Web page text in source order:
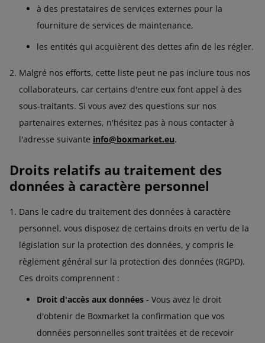
à des prestataires de services externes pour la
fourniture de services de maintenance,
les entités qui acquièrent des dettes afin de les régler.
Malgré nos efforts, cette liste peut ne pas inclure tous nos
collaborateurs, car certains d'entre eux font appel à des
sous-traitants. Si vous avez des questions sur nos
partenaires externes, n'hésitez pas à nous contacter à
l'adresse suivante info@boxmarket.eu.
Droits relatifs au traitement des
données à caractère personnel
Dans le cadre du traitement des données à caractère
personnel, vous disposez de certains droits en vertu de la
législation sur la protection des données, y compris le
règlement général sur la protection des données (RGPD).
Ces droits comprennent :
Droit d'accès aux données - Vous avez le droit
d'obtenir de Boxmarket la confirmation que vos
données personnelles sont traitées et de recevoir